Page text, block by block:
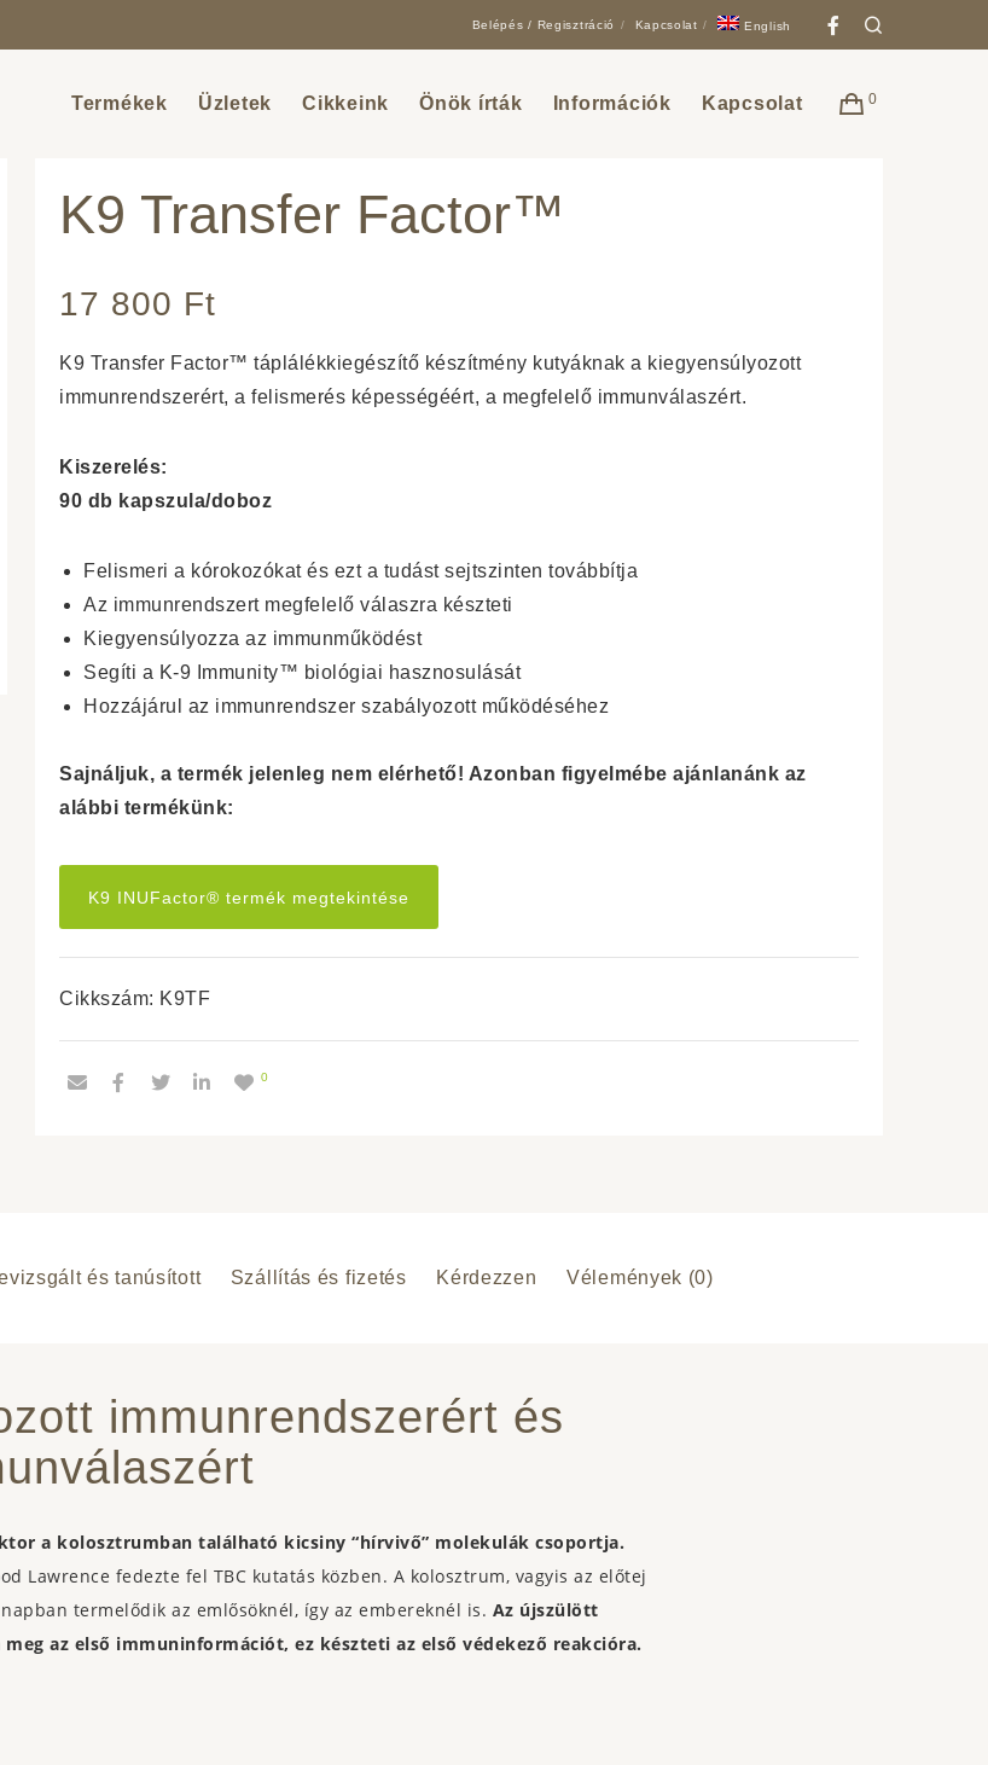
Belépés / Regisztráció Kapcsolat English Facebook
0
Termékek Üzletek Cikkeink Önök írták Információk Kapcsolat
K9 Transfer Factor™
17 800 Ft
K9 Transfer Factor™ táplálékkiegészítő készítmény kutyáknak a kiegyensúlyozott
immunrendszerért, a felismerés képességéért, a megfelelő immunválaszért.
Kiszerelés:
90 db kapszula/doboz
Felismeri a kórokozókat és ezt a tudást sejtszinten továbbítja
Az immunrendszert megfelelő válaszra készteti
Kiegyensúlyozza az immunműködést
Segíti a K-9 Immunity™ biológiai hasznosulását
Hozzájárul az immunrendszer szabályozott működéséhez
Sajnáljuk, a termék jelenleg nem elérhető! Azonban figyelmébe ajánlanánk az
alábbi termékünk:
K9 INUFactor® termék megtekintése
Cikkszám: K9TF
0
és tanúsított Szállítás és fizetés Kérdezzen Vélemények (0)
immunrendszerért és
a kolosztrumban található kicsiny “hírvivő” molekulák csoportja.
Lawrence fedezte fel TBC kutatás közben. A kolosztrum, vagyis az előtej
termelődik az emlősöknél, így az embereknél is. Az újszülött
az első immuninformációt, ez készteti az első védekező reakcióra.